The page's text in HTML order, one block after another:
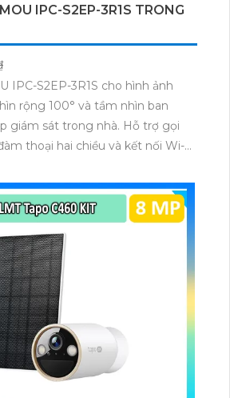
IPC-S2EP-3R1S TRONG
IPC-S2EP-3R1S cho hình ảnh
rộng 100° và tầm nhìn ban
giám sát trong nhà. Hỗ trợ gọi
thoại hai chiều và kết nối Wi-Fi
hoặc lưu đám mây dễ lắp đặt
phòng nhỏ.